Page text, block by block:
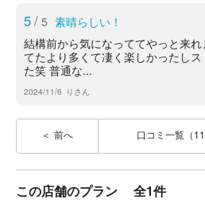
5/ 5 素晴らしい！
結構前から気になっててやっと来
てたより多くて凄く楽しかったし
た笑 普通な...
2024/11/6 りさん
前へ 口コミ一覧（
この店舗のプラン 全1件